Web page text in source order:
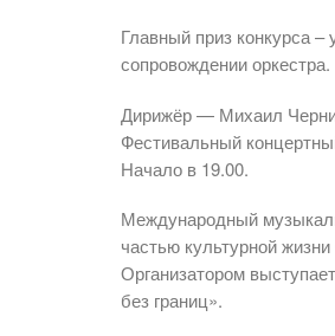
Главный приз конкурса
сопровождении оркестра.
Дирижёр — Михаил
Фестивальный
Начало в 19.00.
Международный
частью культурной
Организатором
без границ».